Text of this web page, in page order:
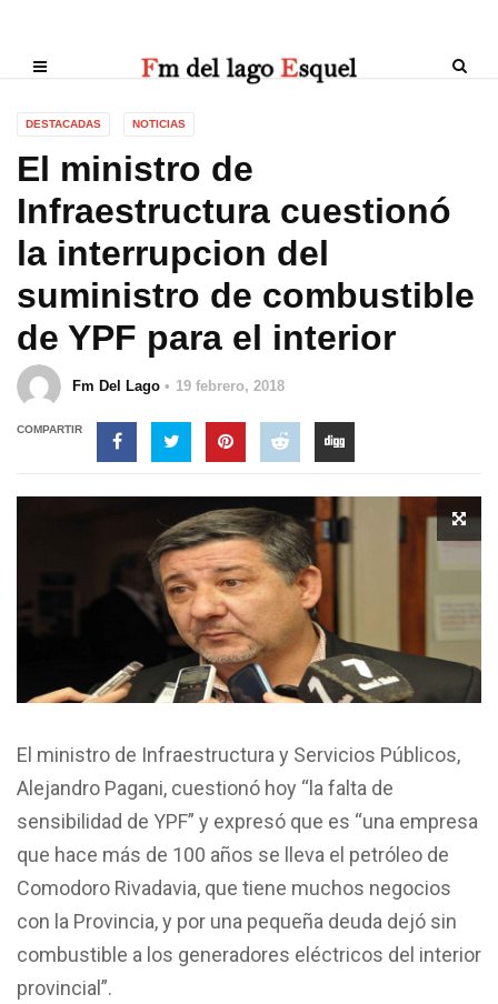
DESTACADAS NOTICIAS
El ministro de
Infraestructura cuestionó
la interrupcion del
suministro de combustible
de YPF para el interior
Fm Del Lago 19 febrero, 2018
COMPARTIR
El ministro de Infraestructura y Servicios Públicos,
Alejandro Pagani, cuestionó hoy “la falta de
sensibilidad de YPF” y expresó que es “una empresa
que hace más de 100 años se lleva el petróleo de
Comodoro Rivadavia, que tiene muchos negocios
con la Provincia, y por una pequeña deuda dejó sin
combustible a los generadores eléctricos del interior
provincial”.